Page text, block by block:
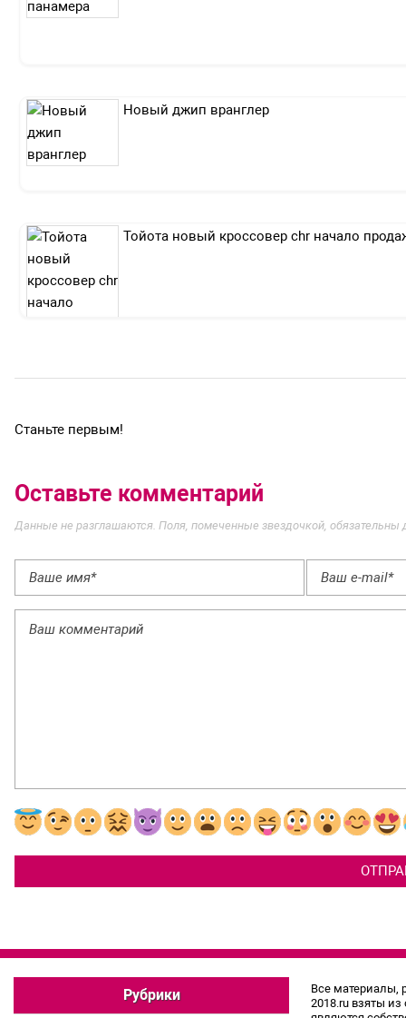
Новый джип вранглер
Тойота новый кроссовер chr начало
Станьте первым!
Оставьте комментарий
Данные не разглашаются. Поля, помеченные звездочкой, обязательны
Рубрики
Все материалы,
2018.ru взяты